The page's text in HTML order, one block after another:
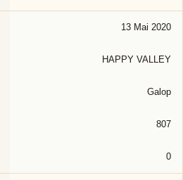
13 Mai 2020
HAPPY VALLEY
Galop
807
0